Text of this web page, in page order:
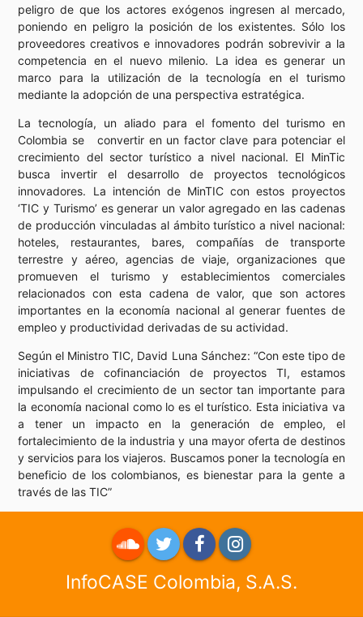
peligro de que los actores exógenos ingresen al mercado,
poniendo en peligro la posición de los existentes. Sólo los
proveedores creativos e innovadores podrán sobrevivir a la
competencia en el nuevo milenio. La idea es generar un
marco para la utilización de la tecnología en el turismo
mediante la adopción de una perspectiva estratégica.
La tecnología, un aliado para el fomento del turismo en
Colombia se convertir en un factor clave para potenciar el
crecimiento del sector turístico a nivel nacional. El MinTic
busca invertir el desarrollo de proyectos tecnológicos
innovadores. La intención de MinTIC con estos proyectos
‘TIC y Turismo’ es generar un valor agregado en las cadenas
de producción vinculadas al ámbito turístico a nivel nacional:
hoteles, restaurantes, bares, compañías de transporte
terrestre y aéreo, agencias de viaje, organizaciones que
promueven el turismo y establecimientos comerciales
relacionados con esta cadena de valor, que son actores
importantes en la economía nacional al generar fuentes de
empleo y productividad derivadas de su actividad.
Según el Ministro TIC, David Luna Sánchez: “Con este tipo de
iniciativas de cofinanciación de proyectos TI, estamos
impulsando el crecimiento de un sector tan importante para
la economía nacional como lo es el turístico. Esta iniciativa va
a tener un impacto en la generación de empleo, el
fortalecimiento de la industria y una mayor oferta de destinos
y servicios para los viajeros. Buscamos poner la tecnología en
beneficio de los colombianos, es bienestar para la gente a
través de las TIC”
roundmeTwitterFacebookInstagram
InfoCASE Colombia, S.A.S.